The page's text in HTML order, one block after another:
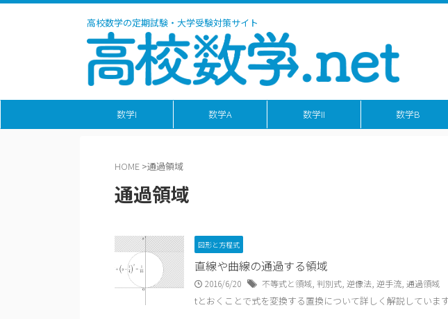
高校数学の定期試験・大学受験対策サイト
数学I 数学A 数学II 数学B
HOME >通過領域
通過領域
図形と方程式
直線や曲線の通過する領域
2016/6/20 不等式と領域 判別式 逆像法 逆手流 通過領域
tとおくことで式を変換する置換について詳しく解説しています